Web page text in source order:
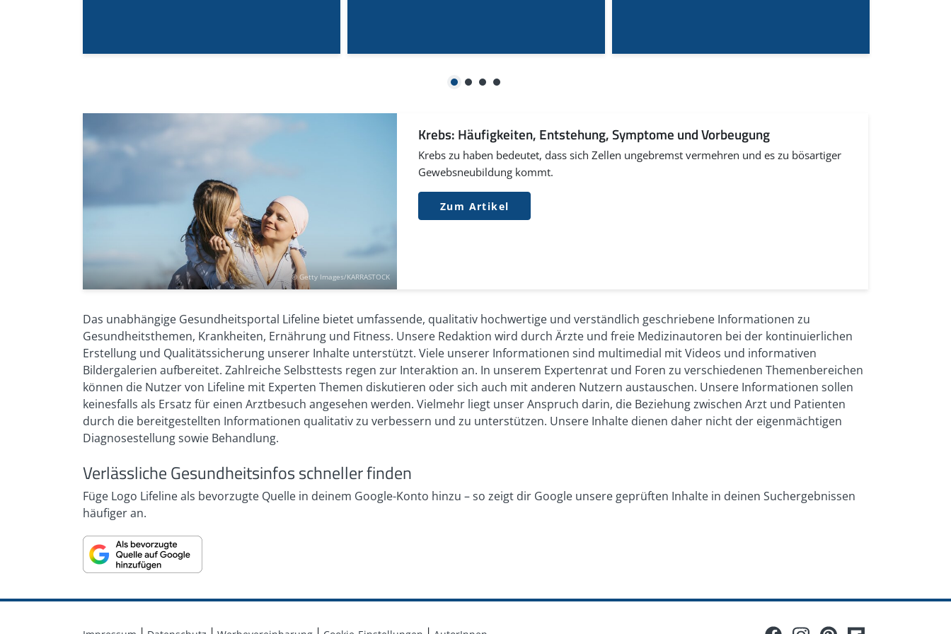
www.krebsinformationsdienst.de/aktuelles/2020/news063-umweltgifte-
Online-Informationen der Deutschen Zeitschrift für Sportmedizin (German Journal of Sports
Medicine): Neue Aktivitätsempfehlungen der WHO für Kinder, Erwachsene und Erkrankte:
www.zeitschrift-sportmedizin.de/neue-aktivitaetsempfehlungen-der-who-fuer-kinder-erwachsene-
1 2 3 4
© Getty Images/KARRASTOCK
Krebs: Häufigkeiten, Entstehung, Symptome und Vorbeugung
Krebs zu haben bedeutet, dass sich Zellen ungebremst vermehren und es zu bösartiger
Gewebsneubildung kommt.
Zum Artikel
Das unabhängige Gesundheitsportal Lifeline bietet umfassende, qualitativ hochwertige und verständlich geschriebene Informationen zu
Gesundheitsthemen, Krankheiten, Ernährung und Fitness. Unsere Redaktion wird durch Ärzte und freie Medizinautoren bei der kontinuierlichen
Erstellung und Qualitätssicherung unserer Inhalte unterstützt. Viele unserer Informationen sind multimedial mit Videos und informativen
Bildergalerien aufbereitet. Zahlreiche Selbsttests regen zur Interaktion an. In unserem Expertenrat und Foren zu verschiedenen Themenbereichen
können die Nutzer von Lifeline mit Experten Themen diskutieren oder sich auch mit anderen Nutzern austauschen. Unsere Informationen sollen
keinesfalls als Ersatz für einen Arztbesuch angesehen werden. Vielmehr liegt unser Anspruch darin, die Beziehung zwischen Arzt und Patienten
durch die bereitgestellten Informationen qualitativ zu verbessern und zu unterstützen. Unsere Inhalte dienen daher nicht der eigenmächtigen
Diagnosestellung sowie Behandlung.
Verlässliche Gesundheitsinfos schneller finden
Füge Logo Lifeline als bevorzugte Quelle in deinem Google-Konto hinzu – so zeigt dir Google unsere geprüften Inhalte in deinen Suchergebnissen
häufiger an.